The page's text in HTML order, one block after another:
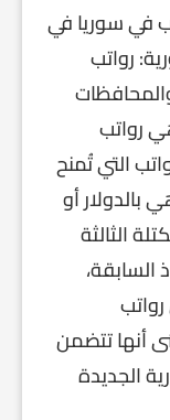
في سوريا في
رواتب
رواتب
التي تُمنح
أو
الثالثة
أنها تتضمن
الجديدة